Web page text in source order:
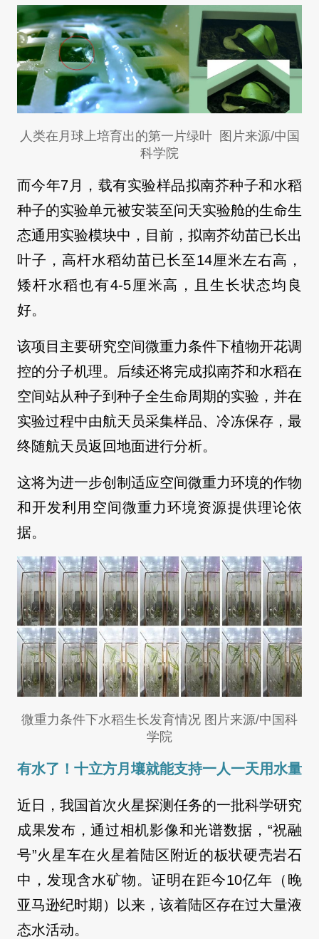
人类在月球上培育出的第一片绿叶 图片来源/中国
科学院
而今年7月，载有实验样品拟南芥种子和水稻
种子的实验单元被安装至问天实验舱的生命生
态通用实验模块中，目前，拟南芥幼苗已长出
叶子，高杆水稻幼苗已长至14厘米左右高，
矮杆水稻也有4-5厘米高，且生长状态均良
好。
该项目主要研究空间微重力条件下植物开花调
控的分子机理。后续还将完成拟南芥和水稻在
空间站从种子到种子全生命周期的实验，并在
实验过程中由航天员采集样品、冷冻保存，最
终随航天员返回地面进行分析。
这将为进一步创制适应空间微重力环境的作物
和开发利用空间微重力环境资源提供理论依
据。
微重力条件下水稻生长发育情况 图片来源/中国科
学院
有水了！十立方月壤就能支持一人一天用水量
近日，我国首次火星探测任务的一批科学研究
成果发布，通过相机影像和光谱数据，“祝融
号”火星车在火星着陆区附近的板状硬壳岩石
中，发现含水矿物。证明在距今10亿年（晚
亚马逊纪时期）以来，该着陆区存在过大量液
态水活动。